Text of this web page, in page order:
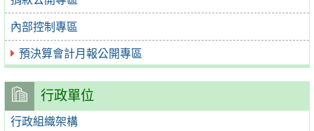
內部控制專區
預決算會計月報公開專區
行政單位
行政組織架構